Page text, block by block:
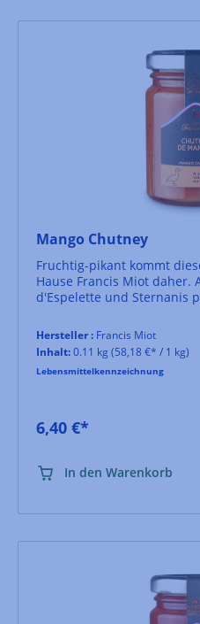
Mango Chutney
Fruchtig-pikant kommt
Hause Francis Miot daher.
d'Espelette und Sternanis
Hersteller : Francis Miot
Inhalt:0.11 kg (58,18 €* / 1 kg)
Lebensmittelkennzeichnung
6,40 €*
In den Warenkorb